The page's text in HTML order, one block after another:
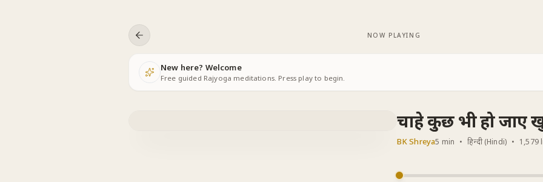
NOW PLAYING
New here? Welcome
Free guided Rajyoga meditations. Press play to begin.
चाहे कुछ भी हो जाए
BK Shreya5 min • हिन्दी (Hindi) • 1,579